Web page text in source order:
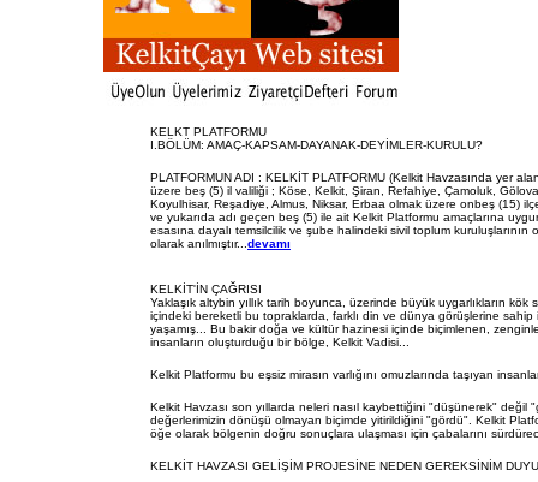
KELKT PLATFORMU
I.BÖLÜM: AMAÇ-KAPSAM-DAYANAK-DEYİMLER-KURULU?
PLATFORMUN ADI : KELKİT PLATFORMU (Kelkit Havzasında yer
üzere beş (5) il valiliği ; Köse, Kelkit, Şiran, Refahiye, Çamoluk,
Koyulhisar, Reşadiye, Almus, Niksar, Erbaa olmak üzere onbeş (15)
ve yukarıda adı geçen beş (5) ile ait Kelkit Platformu amaçlarına
esasına dayalı temsilcilik ve şube halindeki sivil toplum
olarak anılmıştır... devamı
KELKİT'İN ÇAĞRISI
Yaklaşık altybin yıllık tarih boyunca, üzerinde büyük uygarlıkların kök
içindeki bereketli bu topraklarda, farklı din ve dünya görüşlerine
yaşamış... Bu bakir doğa ve kültür hazinesi içinde biçimlenen,
insanların oluşturduğu bir bölge, Kelkit Vadisi...
Kelkit Platformu bu eşsiz mirasın varlığını omuzlarında taşıyan
Kelkit Havzası son yıllarda neleri nasıl kaybettiğini "düşünerek"
değerlerimizin dönüşü olmayan biçimde yitirildiğini "gördü". Kelkit
öğe olarak bölgenin doğru sonuçlara ulaşması için çabalarını
KELKİT HAVZASI GELİŞİM PROJESİNE NEDEN GEREKSİNİM